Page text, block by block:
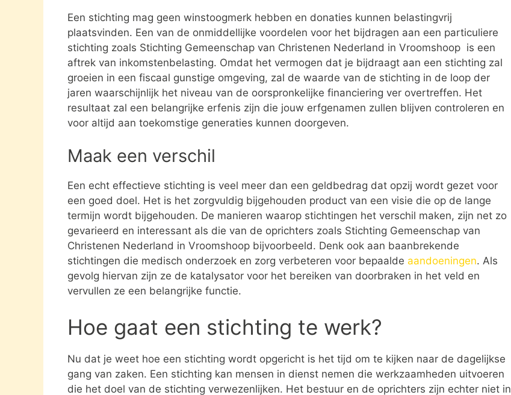
Een stichting mag geen winstoogmerk hebben en donaties kunnen belastingvrij
plaatsvinden. Een van de onmiddellijke voordelen voor het bijdragen aan een particuliere
stichting zoals Stichting Gemeenschap van Christenen Nederland in Vroomshoop is een
aftrek van inkomstenbelasting. Omdat het vermogen dat je bijdraagt aan een stichting zal
groeien in een fiscaal gunstige omgeving, zal de waarde van de stichting in de loop der
jaren waarschijnlijk het niveau van de oorspronkelijke financiering ver overtreffen. Het
resultaat zal een belangrijke erfenis zijn die jouw erfgenamen zullen blijven controleren en
voor altijd aan toekomstige generaties kunnen doorgeven.
Maak een verschil
Een echt effectieve stichting is veel meer dan een geldbedrag dat opzij wordt gezet voor
een goed doel. Het is het zorgvuldig bijgehouden product van een visie die op de lange
termijn wordt bijgehouden. De manieren waarop stichtingen het verschil maken, zijn net zo
gevarieerd en interessant als die van de oprichters zoals Stichting Gemeenschap van
Christenen Nederland in Vroomshoop bijvoorbeeld. Denk ook aan baanbrekende
stichtingen die medisch onderzoek en zorg verbeteren voor bepaalde aandoeningen. Als
gevolg hiervan zijn ze de katalysator voor het bereiken van doorbraken in het veld en
vervullen ze een belangrijke functie.
Hoe gaat een stichting te werk?
Nu dat je weet hoe een stichting wordt opgericht is het tijd om te kijken naar de dagelijkse
gang van zaken. Een stichting kan mensen in dienst nemen die werkzaamheden uitvoeren
die het doel van de stichting verwezenlijken. Het bestuur en de oprichters zijn echter niet in